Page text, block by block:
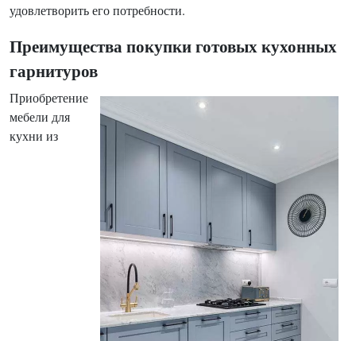
удовлетворить его потребности.
Преимущества покупки готовых кухонных
гарнитуров
Приобретение
мебели для
кухни из